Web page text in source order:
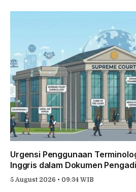
Urgensi Penggunaan
Inggris dalam Dokumen
5 August 2026 • 09:34 WIB